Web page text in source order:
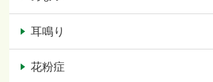
耳鳴り
花粉症